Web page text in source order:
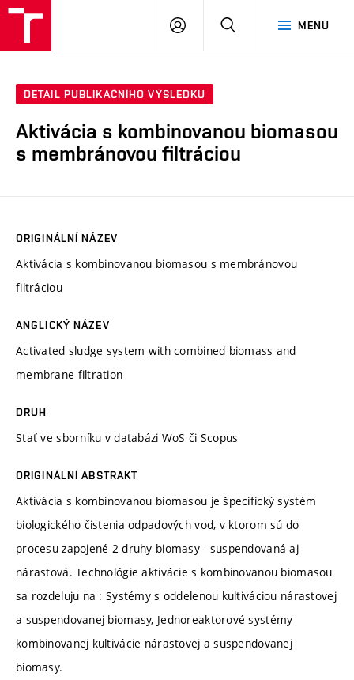
MENU
PŘIHLÁSIT
DETAIL PUBLIKAČNÍHO VÝSLEDKU
Aktivácia s kombinovanou biomasou
s membránovou filtráciou
ORIGINÁLNÍ NÁZEV
Aktivácia s kombinovanou biomasou s membránovou
filtráciou
ANGLICKÝ NÁZEV
Activated sludge system with combined biomass and
membrane filtration
DRUH
Stať ve sborníku v databázi WoS či Scopus
ORIGINÁLNÍ ABSTRAKT
Aktivácia s kombinovanou biomasou je špecifický systém
biologického čistenia odpadových vod, v ktorom sú do
procesu zapojené 2 druhy biomasy - suspendovaná aj
nárastová. Technológie aktivácie s kombinovanou biomasou
sa rozdeluju na : Systémy s oddelenou kultiváciou nárastovej
a suspendovanej biomasy, Jednoreaktorové systémy
kombinovanej kultivácie nárastovej a suspendovanej
biomasy.